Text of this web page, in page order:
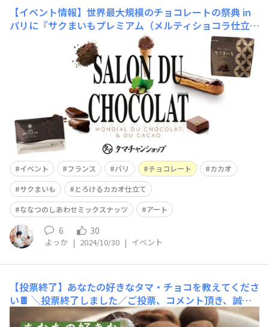
【イベント情報】世界最大規模のチョコレートの祭典 in
パリに『サクまいもプレミアム（メルティショコラ仕立
て）』が出品決定！
皆さん、こんにちは。タマチャンス
タッフのよっかです。 フランス・パリで毎年開催され
る、世界最大規模のチョコレートの祭典「サロン・デュ・
ショコラ」。なんとこの度今月発売し既に大人気となって
いる霧島酒造株式会社との共同開発商品「サクまいもプレ
ミアム（メルティショコラ仕立て）」が出品されることに
イベント フランス パリ チョコレート
カカオ
サクまいも
とろけるカカオ仕立て
ななつのしあわせミックスナッツ
アート
6 30
よっか | 2024/10/30 | イベント
【投票終了】あなたの好きなタマ・チョコを教えてくださ
い🍫 ＼投票終了しました／ご投票、コメント頂き、誠に
ありがとうございました🙇‍♂️スクロールしてぜひ結果をチ